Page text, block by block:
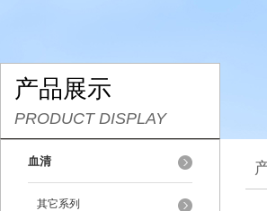
产品展示
PRODUCT DISPLAY
血清
其它系列